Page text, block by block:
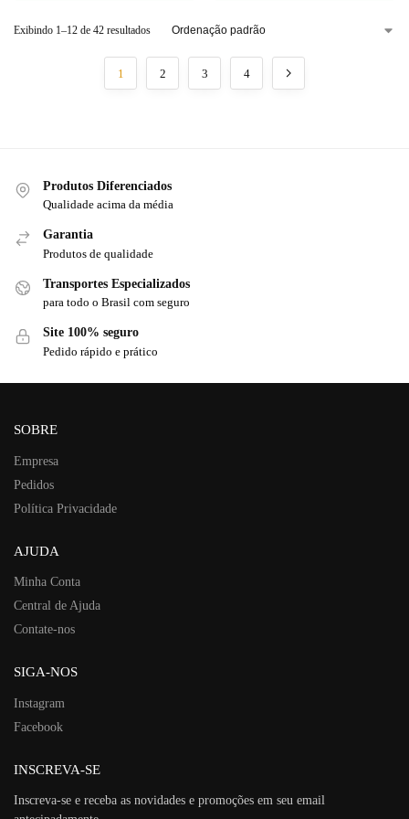
Exibindo 1–12 de 42 resultados
1 2 3 4
Produtos Diferenciados
Qualidade acima da média
Garantia
Produtos de qualidade
Transportes Especializados
para todo o Brasil com seguro
Site 100% seguro
Pedido rápido e prático
SOBRE
Empresa
Pedidos
Política Privacidade
AJUDA
Minha Conta
Central de Ajuda
Contate-nos
SIGA-NOS
Instagram
Facebook
INSCREVA-SE
Inscreva-se e receba as novidades e promoções em seu email